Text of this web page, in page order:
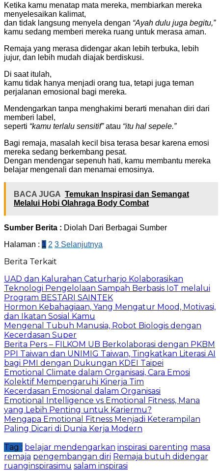
Ketika kamu menatap mata mereka, membiarkan mereka
menyelesaikan kalimat,
dan tidak langsung menyela dengan “Ayah dulu juga begitu,”
kamu sedang memberi mereka ruang untuk merasa aman.
Remaja yang merasa didengar akan lebih terbuka, lebih
jujur, dan lebih mudah diajak berdiskusi.
Di saat itulah,
kamu tidak hanya menjadi orang tua, tetapi juga teman
perjalanan emosional bagi mereka.
Mendengarkan tanpa menghakimi berarti menahan diri dari
memberi label,
seperti “kamu terlalu sensitif”atau “itu hal sepele.”
Bagi remaja, masalah kecil bisa terasa besar karena emosi
mereka sedang berkembang pesat.
Dengan mendengar sepenuh hati, kamu membantu mereka
belajar mengenali dan menamai emosinya.
BACA JUGA Temukan Inspirasi dan Semangat
Melalui Hobi Olahraga Body Combat
Sumber Berita : Diolah Dari Berbagai Sumber
Halaman : 1 2 3 Selanjutnya
Berita Terkait
UAD dan Kalurahan Caturharjo Kolaborasikan
Teknologi Pengelolaan Sampah Berbasis IoT melalui
Program BESTARI SAINTEK
Hormon Kebahagiaan, Yang Mengatur Mood, Motivasi,
dan Ikatan Sosial Kamu
Mengenal Tubuh Manusia, Robot Biologis dengan
Kecerdasan Super
Berita Pers – FILKOM UB Berkolaborasi dengan PKBM
PPI Taiwan dan UNIMIG Taiwan, Tingkatkan Literasi AI
bagi PMI dengan Dukungan KDEI Taipei
Emotional Climate dalam Organisasi, Cara Emosi
Kolektif Mempengaruhi Kinerja Tim
Kecerdasan Emosional dalam Organisasi
Emotional Intelligence vs Emotional Fitness, Mana
yang Lebih Penting untuk Kariermu?
Mengapa Emotional Fitness Menjadi Keterampilan
Paling Dicari di Dunia Kerja Modern
Tag : belajar mendengarkan inspirasi parenting masa
remaja pengembangan diri Remaja butuh didengar
ruanginspirasimu salam inspirasi